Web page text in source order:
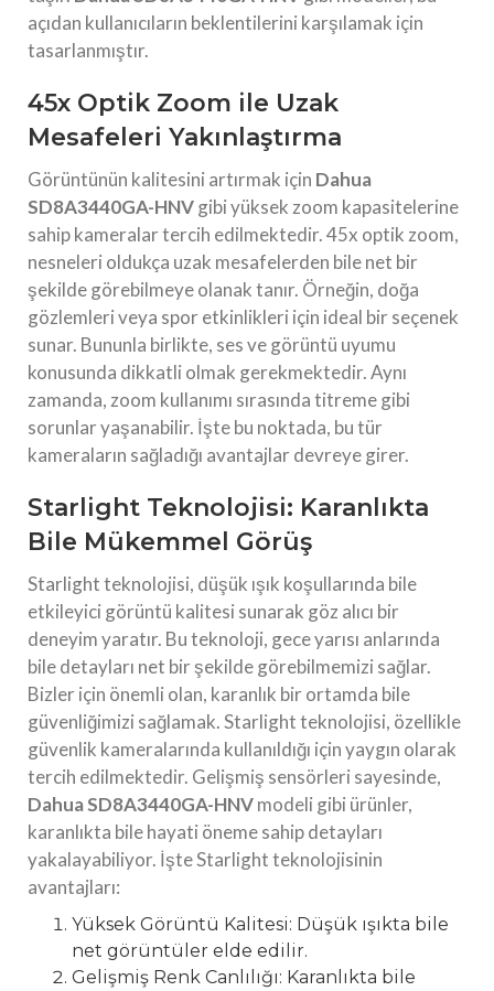
açıdan kullanıcıların beklentilerini karşılamak için
tasarlanmıştır.
45x Optik Zoom ile Uzak
Mesafeleri Yakınlaştırma
Görüntünün kalitesini artırmak için Dahua
SD8A3440GA-HNVgibi yüksek zoom kapasitelerine
sahip kameralar tercih edilmektedir. 45x optik zoom,
nesneleri oldukça uzak mesafelerden bile net bir
şekilde görebilmeye olanak tanır. Örneğin, doğa
gözlemleri veya spor etkinlikleri için ideal bir seçenek
sunar. Bununla birlikte, ses ve görüntü uyumu
konusunda dikkatli olmak gerekmektedir. Aynı
zamanda, zoom kullanımı sırasında titreme gibi
sorunlar yaşanabilir. İşte bu noktada, bu tür
kameraların sağladığı avantajlar devreye girer.
Starlight Teknolojisi: Karanlıkta
Bile Mükemmel Görüş
Starlight teknolojisi, düşük ışık koşullarında bile
etkileyici görüntü kalitesi sunarak göz alıcı bir
deneyim yaratır. Bu teknoloji, gece yarısı anlarında
bile detayları net bir şekilde görebilmemizi sağlar.
Bizler için önemli olan, karanlık bir ortamda bile
güvenliğimizi sağlamak. Starlight teknolojisi, özellikle
güvenlik kameralarında kullanıldığı için yaygın olarak
tercih edilmektedir. Gelişmiş sensörleri sayesinde,
Dahua SD8A3440GA-HNVmodeli gibi ürünler,
karanlıkta bile hayati öneme sahip detayları
yakalayabiliyor. İşte Starlight teknolojisinin
avantajları:
Yüksek Görüntü Kalitesi: Düşük ışıkta bile
net görüntüler elde edilir.
Gelişmiş Renk Canlılığı: Karanlıkta bile